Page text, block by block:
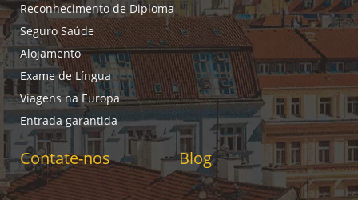
Reconhecimento de Diploma
Seguro Saúde
Alojamento
Exame de Língua
Viagens na Europa
Entrada garantida
Contate-nos Blog